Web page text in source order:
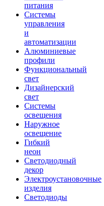
питания
Системы
управления
и
автоматизации
Алюминиевые
профили
Функциональный
свет
Дизайнерский
свет
Системы
освещения
Наружное
освещение
Гибкий
неон
Светодиодный
декор
Электроустановочные
изделия
Светодиоды